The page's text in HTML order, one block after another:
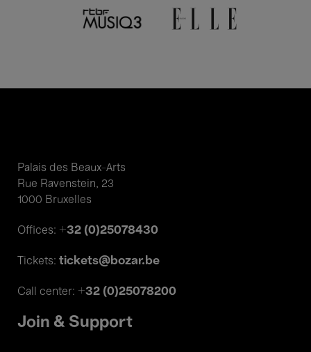
Palais des Beaux-Arts
Rue Ravenstein, 23
1000 Bruxelles
Offices: +32 (0)25078430
Tickets: tickets@bozar.be
Call center: +32 (0)25078200
Join & Support